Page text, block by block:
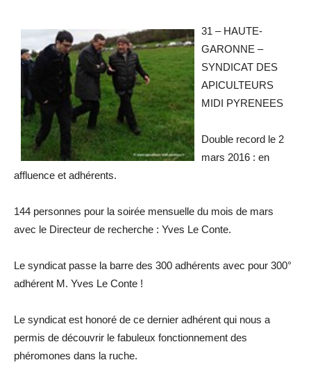
31 – HAUTE-
GARONNE –
SYNDICAT DES
APICULTEURS
MIDI PYRENEES
Double record le 2
mars 2016 : en
affluence et adhérents.
144 personnes pour la soirée mensuelle du mois de mars
avec le Directeur de recherche : Yves Le Conte.
Le syndicat passe la barre des 300 adhérents avec pour 300°
adhérent M. Yves Le Conte !
Le syndicat est honoré de ce dernier adhérent qui nous a
permis de découvrir le fabuleux fonctionnement des
phéromones dans la ruche.